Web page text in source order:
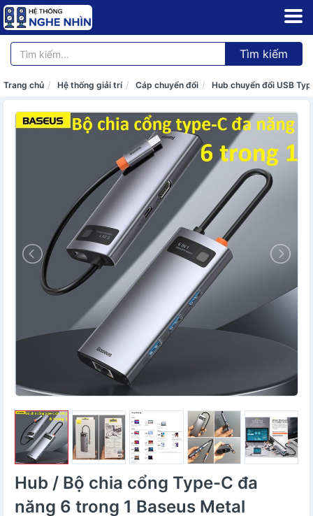
Tìm kiếm
Trang chủ Hệ thống giải trí Cáp chuyển đổi Hub chuyển đổi USB
Hub / Bộ chia cổng Type-C đa
năng 6 trong 1 Baseus Metal